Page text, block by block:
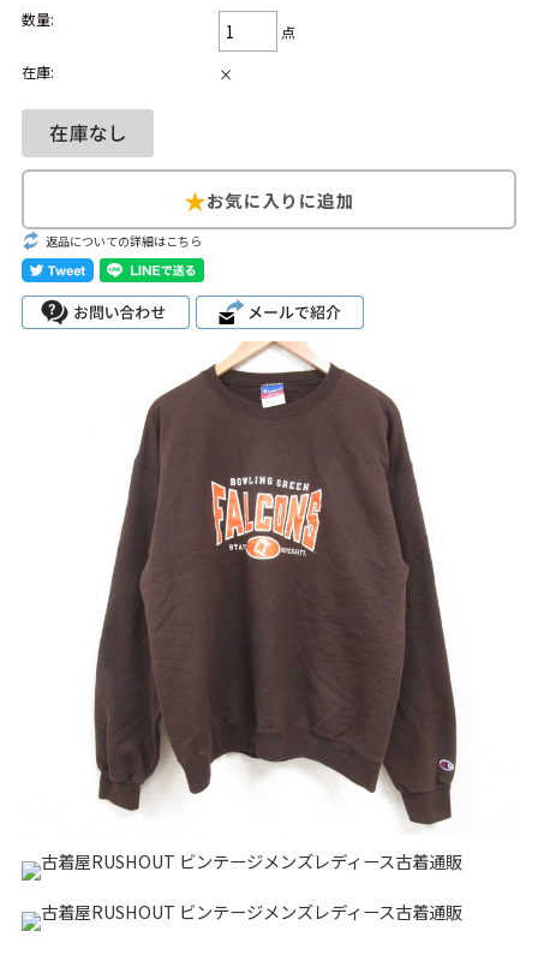
映画 ミリタリー
大きいサイズ
Search by Brand ブランドから探す
ラルフ ローレン
チャンピオン
パタゴニア
ディッキーズ
アディダス ナイキ
リーバイス ラッセル・アスレ
チック
サ行
タ行
ラ行
Search by Itemアイテムから探す
ジャケット スウェット セーター
Tシャツ
数量:
点
在庫:
×
返品についての詳細はこちら